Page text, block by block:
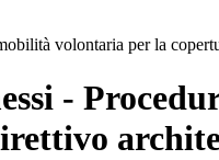
volontaria per la
-